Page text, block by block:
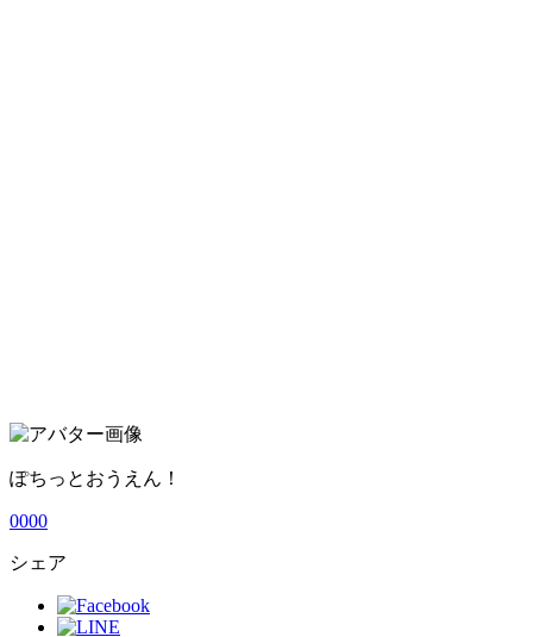
ぽちっとおうえん！
0000
シェア